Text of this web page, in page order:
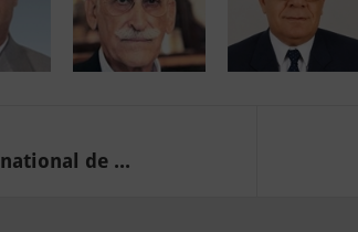
de ...